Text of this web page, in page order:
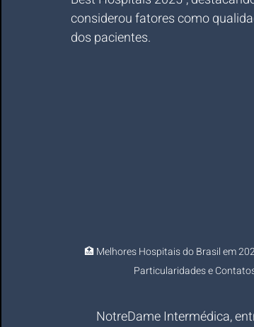
considerou fatores como
dos pacientes.
🏥 Melhores Hospitais do Brasil em
Particularidades e
NotreDame Intermédica,